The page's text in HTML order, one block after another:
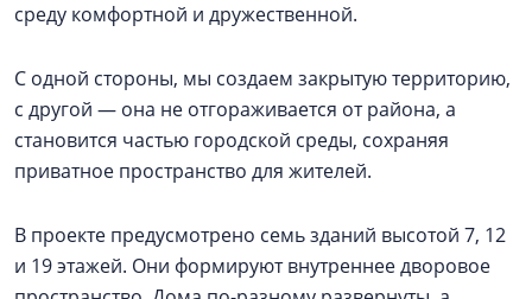
среду комфортной и дружественной.
С одной стороны, мы создаем закрытую территорию,
с другой — она не отгораживается от района, а
становится частью городской среды, сохраняя
приватное пространство для жителей.
В проекте предусмотрено семь зданий высотой 7, 12
и 19 этажей. Они формируют внутреннее дворовое